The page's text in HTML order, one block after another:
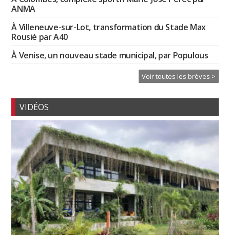
ANMA
À Villeneuve-sur-Lot, transformation du Stade Max
Rousié par A40
À Venise, un nouveau stade municipal, par Populous
Voir toutes les brèves >
VIDÉOS